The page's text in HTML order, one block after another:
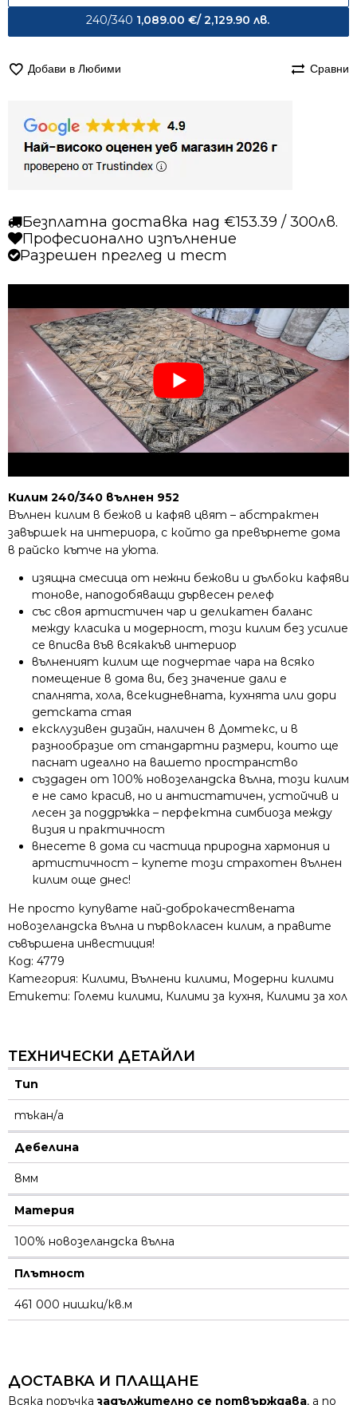
240/340 1,089.00 €/ 2,129.90 лв.
Добави в Любими Сравни
Безплатна доставка над €153.39 / 300лв.
Професионално изпълнение
Разрешен преглед и тест
Килим 240/340 вълнен 952
Вълнен килим в бежов и кафяв цвят – абстрактен
завършек на интериора, с който да превърнете дома
в райско кътче на уюта.
изящна смесица от нежни бежови и дълбоки кафяви
тонове, наподобяващи дървесен релеф
със своя артистичен чар и деликатен баланс
между класика и модерност, този килим без усилие
се вписва във всякакъв интериор
вълненият килим ще подчертае чара на всяко
помещение в дома ви, без значение дали е
спалнята, хола, всекидневната, кухнята или дори
детската стая
ексклузивен дизайн, наличен в Домтекс, и в
разнообразие от стандартни размери, които ще
паснат идеално на вашето пространство
създаден от 100% новозеландска вълна, този килим
е не само красив, но и антистатичен, устойчив и
лесен за поддръжка – перфектна симбиоза между
визия и практичност
внесете в дома си частица природна хармония и
артистичност – купете този страхотен вълнен
килим още днес!
Не просто купувате най-доброкачествената
новозеландска вълна и първокласен килим, а правите
съвършена инвестиция!
Код: 4779
Категория: Килими, Вълнени килими, Модерни килими
Етикети: Големи килими, Килими за кухня, Килими за хол
ТЕХНИЧЕСКИ ДЕТАЙЛИ
Тип
тъкан/а
Дебелина
8мм
Материя
100% новозеландска вълна
Плътност
461 000 нишки/кв.м
ДОСТАВКА И ПЛАЩАНЕ
Всяка поръчказадължително се потвърждава, а по